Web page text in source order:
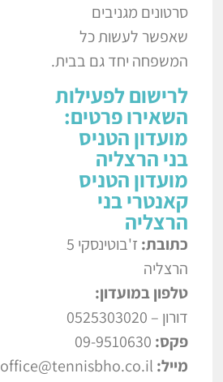
סרטונים מגניבים
שאפשר לעשות כל
המשפחה יחד גם בבית.
לרישום לפעילות
השאירו פרטים:
מועדון הטניס
בני הרצליה
מועדון הטניס
קאנטרי בני
הרצליה
כתובת:
ז'בוטינסקי 5
הרצליה
טלפון במועדון:
דורון – 0525303020
פקס: 09-9510630
מייל: office@tennisbho.co.il